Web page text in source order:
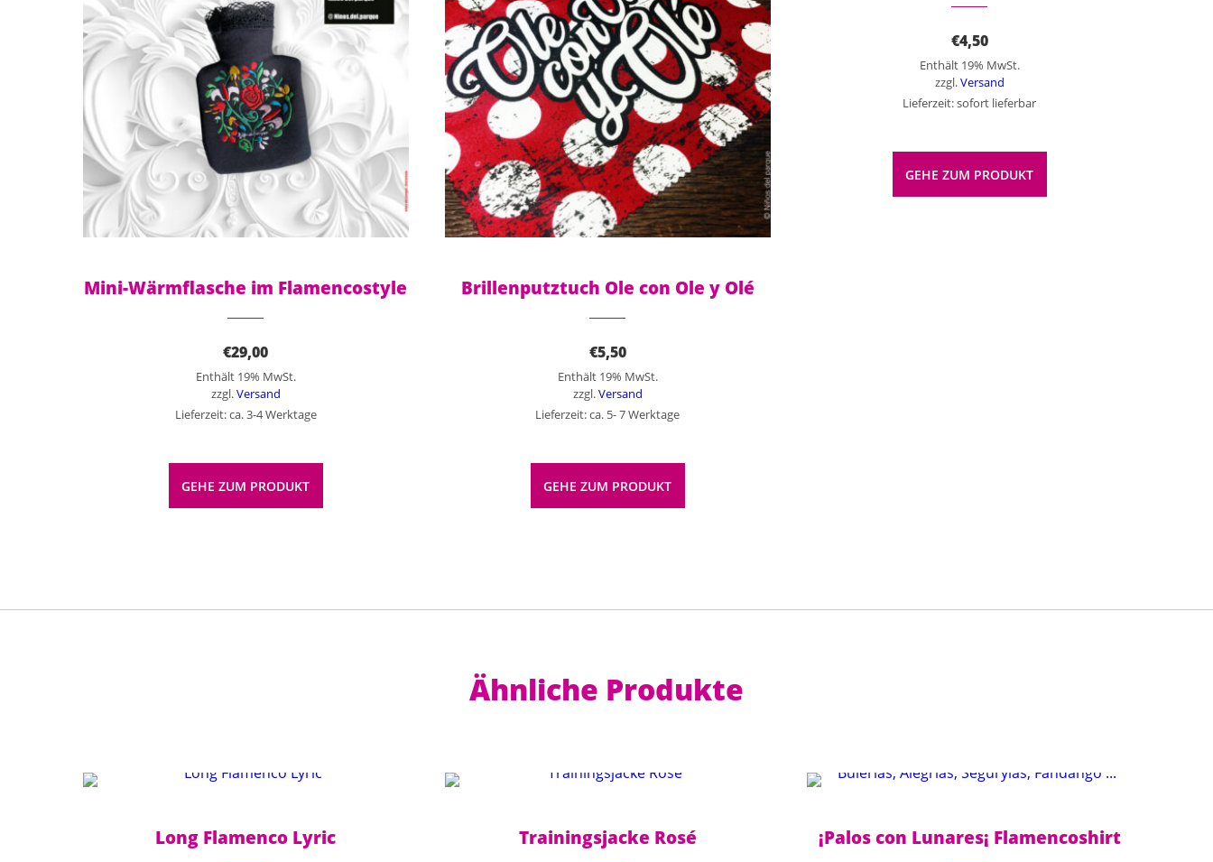
Mini-Wärmflasche im Flamencostyle
€29,00
Enthält 19% MwSt.
zzgl.Versand
Lieferzeit: ca. 3-4 Werktage
GEHE ZUM PRODUKT
Brillenputztuch Ole con Ole y Olé
€5,50
Enthält 19% MwSt.
zzgl.Versand
Lieferzeit: ca. 5- 7 Werktage
GEHE ZUM PRODUKT
€4,50
Enthält 19% MwSt.
zzgl.Versand
Lieferzeit: sofort lieferbar
GEHE ZUM PRODUKT
Ähnliche Produkte
Dieses Produkt weist mehrere Varianten auf. Die Optionen können auf der Produktseite gewählt werden
Long Flamenco Lyric
Dieses Produkt weist mehrere Varianten auf. Die Optionen können auf der Produktseite gewählt werden
Trainingsjacke Rosé
Dieses Produkt weist mehrere Varianten auf. Die Optionen können auf der Produktseite gewählt werden
¡Palos con Lunares¡ Flamencoshirt